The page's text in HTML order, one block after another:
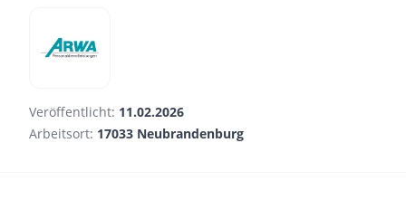
Veröffentlicht: 11.02.2026
Arbeitsort: 17033 Neubrandenburg